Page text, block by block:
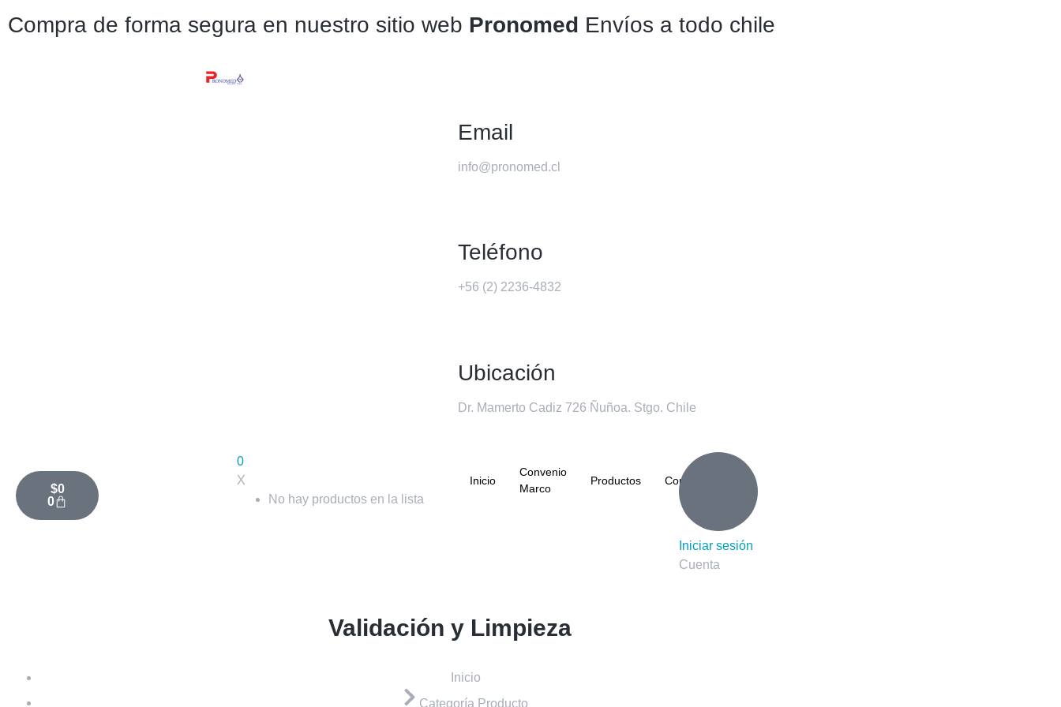
Compra de forma segura en nuestro sitio web Pronomed Envíos a todo chile
Email
info@pronomed.cl
Teléfono
+56 (2) 2236-4832
Ubicación
Dr. Mamerto Cadiz 726 Ñuñoa. Stgo. Chile
$0
0
0
X
No hay productos en la lista
Inicio
Convenio
Marco
Productos Contacto
Iniciar sesión
Cuenta
Validación y Limpieza
Inicio
Categoría Producto